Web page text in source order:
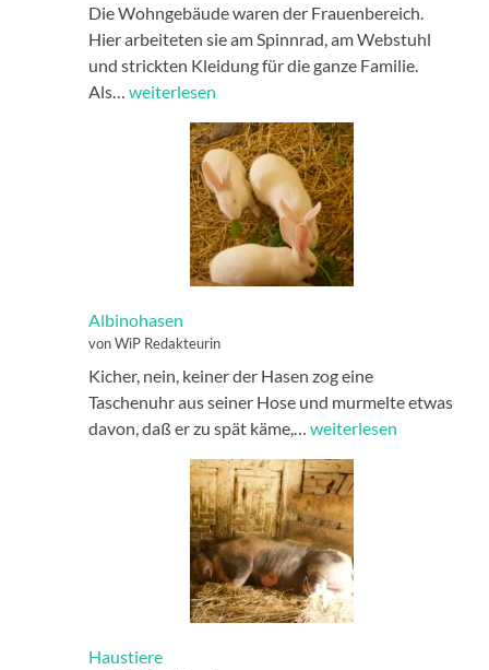
Die Wohngebäude waren der Frauenbereich.
Hier arbeiteten sie am Spinnrad, am Webstuhl
und strickten Kleidung für die ganze Familie.
Als…Diebische
weiterlesen
Albinohasen
von WiP Redakteurin
Kicher, nein, keiner der Hasen zog eine
Taschenuhr aus seiner Hose und murmelte etwas
davon, daß er zu spät käme,…Albinohasen
weiterlesen
Haustiere